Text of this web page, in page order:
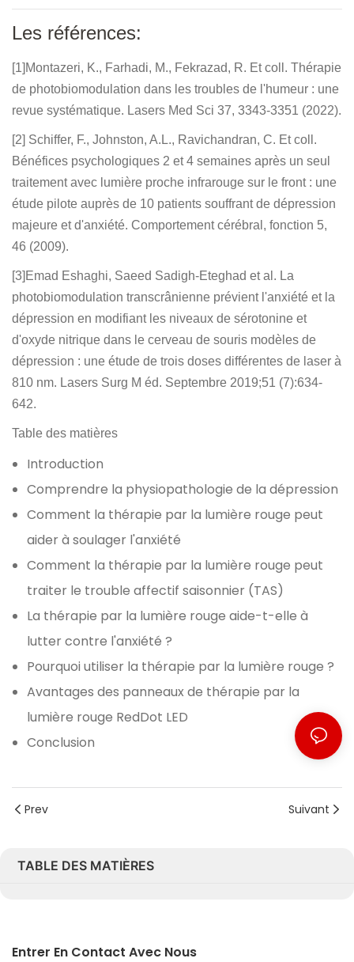
Les références:
[1]Montazeri, K., Farhadi, M., Fekrazad, R. Et coll. Thérapie
de photobiomodulation dans les troubles de l'humeur : une
revue systématique. Lasers Med Sci 37, 3343-3351 (2022).
[2] Schiffer, F., Johnston, A.L., Ravichandran, C. Et coll.
Bénéfices psychologiques 2 et 4 semaines après un seul
traitement avec lumière proche infrarouge sur le front : une
étude pilote auprès de 10 patients souffrant de dépression
majeure et d'anxiété. Comportement cérébral, fonction 5,
46 (2009).
[3]Emad Eshaghi, Saeed Sadigh-Eteghad et al. La
photobiomodulation transcrânienne prévient l'anxiété et la
dépression en modifiant les niveaux de sérotonine et
d'oxyde nitrique dans le cerveau de souris modèles de
dépression : une étude de trois doses différentes de laser à
810 nm. Lasers Surg M éd. Septembre 2019;51 (7):634-
642.
Table des matières
Introduction
Comprendre la physiopathologie de la dépression
Comment la thérapie par la lumière rouge peut
aider à soulager l'anxiété
Comment la thérapie par la lumière rouge peut
traiter le trouble affectif saisonnier (TAS)
La thérapie par la lumière rouge aide-t-elle à
lutter contre l'anxiété ?
Pourquoi utiliser la thérapie par la lumière rouge ?
Avantages des panneaux de thérapie par la
lumière rouge RedDot LED
Conclusion
Prev Suivant
TABLE DES MATIÈRES
Entrer En Contact Avec Nous